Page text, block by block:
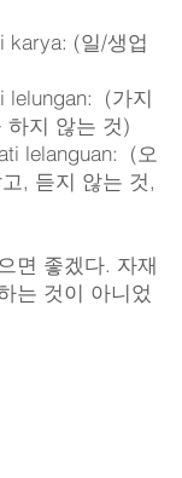
karya: (일/생업
lelungan: (가지
하지 않는 것)
lelanguan: (오
, 듣지 않는 것,
면 좋겠다. 자재
는 것이 아니었